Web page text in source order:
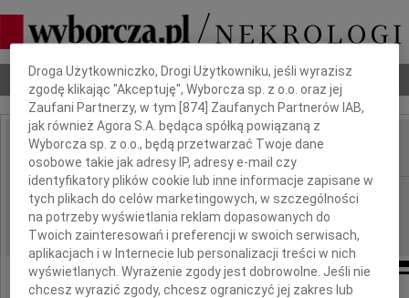
Nekrologi Odeszli Poradnik pogrzebowy
IMIĘ I NAZWISKO:
REGION: Bydgoszcz
DATA EMISJI: 23.02.2016
Dbamy o Twoją prywatność
Droga Użytkowniczko, Drogi Użytkowniku, jeśli wyrazisz
zgodę klikając "Akceptuję", Wyborcza sp. z o.o. oraz jej
Zaufani Partnerzy, w tym [874] Zaufanych Partnerów IAB,
jak również Agora S.A. będąca spółką powiązaną z
Wyborcza sp. z o.o., będą przetwarzać Twoje dane
osobowe takie jak adresy IP, adresy e-mail czy
identyfikatory plików cookie lub inne informacje zapisane w
tych plikach do celów marketingowych, w szczególności
na potrzeby wyświetlania reklam dopasowanych do
Twoich zainteresowań i preferencji w swoich serwisach,
aplikacjach i w Internecie lub personalizacji treści w nich
wyświetlanych. Wyrażenie zgody jest dobrowolne. Jeśli nie
chcesz wyrazić zgody, chcesz ograniczyć jej zakres lub